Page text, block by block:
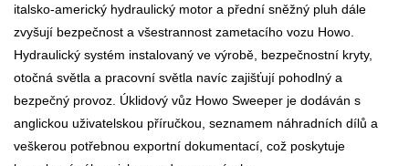
italsko-americký hydraulický motor a přední sněžný pluh dále
zvyšují bezpečnost a všestrannost zametacího vozu Howo.
Hydraulický systém instalovaný ve výrobě, bezpečnostní kryty,
otočná světla a pracovní světla navíc zajišťují pohodlný a
bezpečný provoz. Úklidový vůz Howo Sweeper je dodáván s
anglickou uživatelskou příručkou, seznamem náhradních dílů a
veškerou potřebnou exportní dokumentací, což poskytuje